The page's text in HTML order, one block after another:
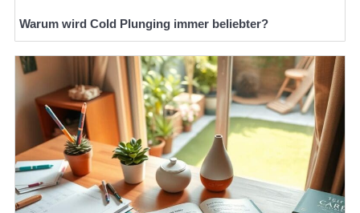
Warum wird Cold Plunging immer beliebter?